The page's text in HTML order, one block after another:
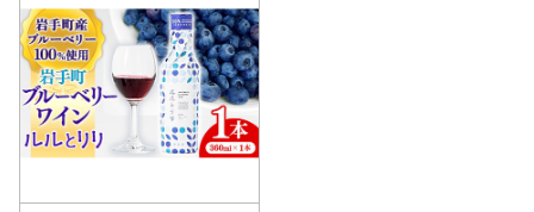
町 岩手町ふるさと振興公
社